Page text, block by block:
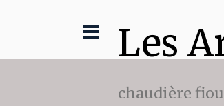
Les
chaudière